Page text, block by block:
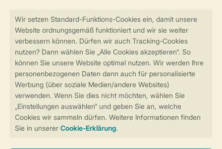
Sicherstellung Deiner Privatsphäre
Weitere Informationen und Einstellungen
Sicher und schnell zur Online-Buchung
Sichere Datenübertragung
Sicheres Bezahlen